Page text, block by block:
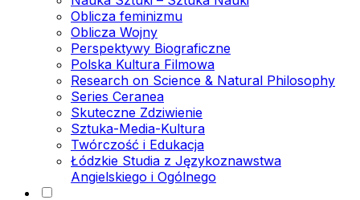
Oblicza feminizmu
Oblicza Wojny
Perspektywy Biograficzne
Polska Kultura Filmowa
Research on Science & Natural Philosophy
Series Ceranea
Skuteczne Zdziwienie
Sztuka-Media-Kultura
Twórczość i Edukacja
Łódzkie Studia z Językoznawstwa
Angielskiego i Ogólnego